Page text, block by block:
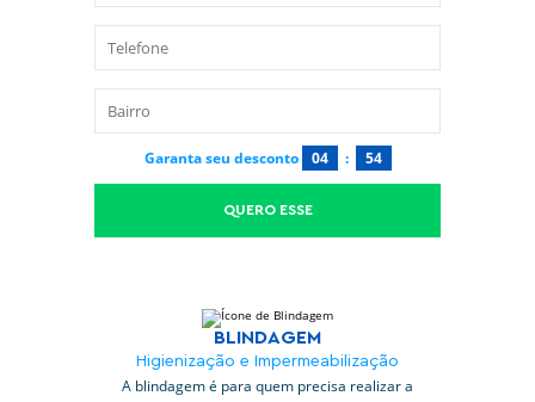
Garanta seu desconto 04 : 53
QUERO ESSE
BLINDAGEM
Higienização e Impermeabilização
A blindagem é para quem precisa realizar a